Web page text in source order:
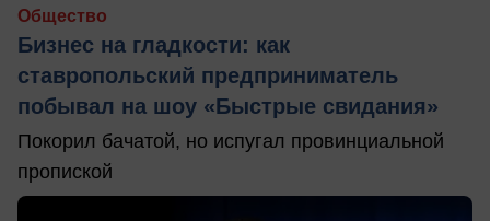
Общество
Бизнес на гладкости: как
ставропольский предприниматель
побывал на шоу «Быстрые свидания»
Покорил бачатой, но испугал провинциальной
пропиской